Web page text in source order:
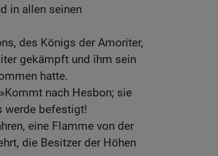
in allen seinen
des Königs der Amoriter,
gekämpft und ihm sein
hatte.
nach Hesbon; sie
werde befestigt!
eine Flamme von der
die Besitzer der Höhen